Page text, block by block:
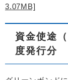
3.07MB]
資金使途
度発行分